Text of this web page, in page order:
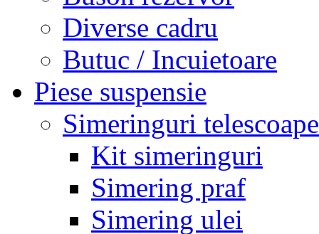
Diverse cadru
Butuc / Incuietoare
Piese suspensie
Simeringuri telescoape
Kit simeringuri
Simering praf
Simering ulei